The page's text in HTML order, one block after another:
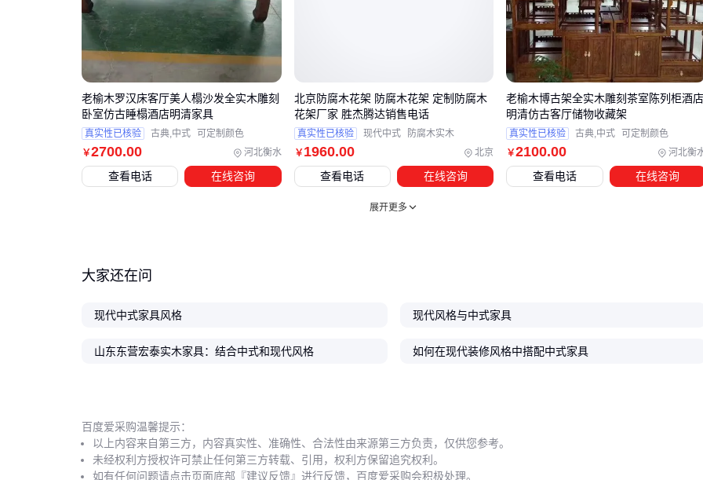
茶桌防水垫建议选用哑光PE材质，避免亮面PVC破坏木质家
配件的材质呼应比样式复制更重要。例如金属件统一采用哑光
铜色处理，木材选择与主家具相同色系的浅胡桃或柚木色，这
种隐性关联比直接使用中式纹样更符合现代审美逻辑。
五、长期使用中，哪些细节最容易被忽略？
现代中式家具的维护重点在于材质特性的平衡。实木部件建议
每季度使用木蜡油养护，但要注意薄涂多遍，避免油脂堆积在
拆装前先用家具打孔定位器
带滑轨的抽屉需定期清理轨道，避免积灰影响推拉顺畅度
蜡。正确的做法是先用除尘掸清除浮灰，再用微潮的棉布顺着
木纹单向擦拭。
￥2700.00 河北衡水
老榆木罗汉床客厅美人榻沙发全实木雕刻
卧室仿古睡榻酒店明清家具
真实性已核验 古典,中式 可定制颜色
查看电话 在线咨询
￥ 1960.00 北京
北京防腐木花架 防腐木花架 定制防腐木
花架厂家 胜杰腾达销售电话
真实性已核验 现代中式 防腐木实木
查看电话 在线咨询
￥2100.00 河北衡
老榆木博古架全实木雕刻茶室陈列柜酒
明清仿古客厅储物收藏架
真实性已核验 古典,中式 可定制颜色
查看电话 在线咨询
展开更多
大家还在问
现代中式家具风格 现代风格与中式家具
山东东营宏泰实木家具：结合中式和现代风格 如何在现代装修风格中搭配中式家具
百度爱采购温馨提示：
以上内容来自第三方，内容真实性、准确性、合法性由来源第三方负责，仅供您参考。
未经权利方授权许可禁止任何第三方转载、引用，权利方保留追究权利。
如有任何问题请点击页面底部『建议反馈』进行反馈，百度爱采购会积极处理。